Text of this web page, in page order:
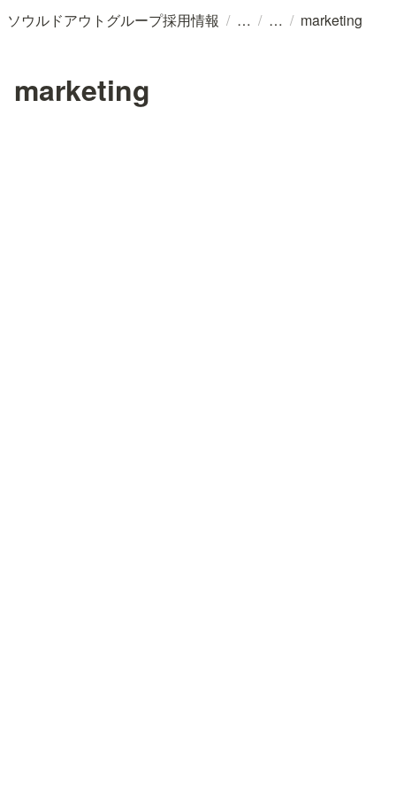
ソウルドアウトグループ採用情報 / / / marketing
marketing